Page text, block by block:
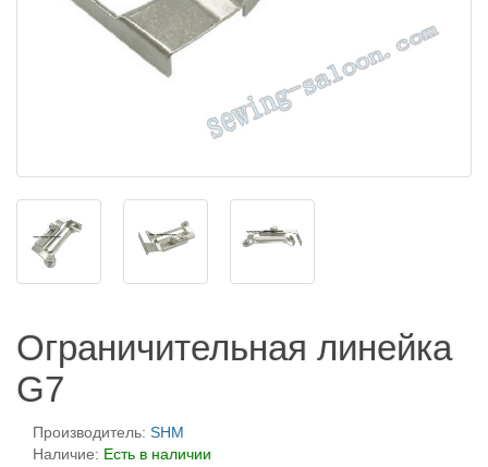
Ограничительная линейка
G7
Производитель: SHM
Наличие: Есть в наличии